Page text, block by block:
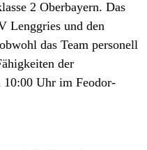
2 Oberbayern. Das
Lenggries und den
das Team personell
der
10:00 Uhr im Feodor-